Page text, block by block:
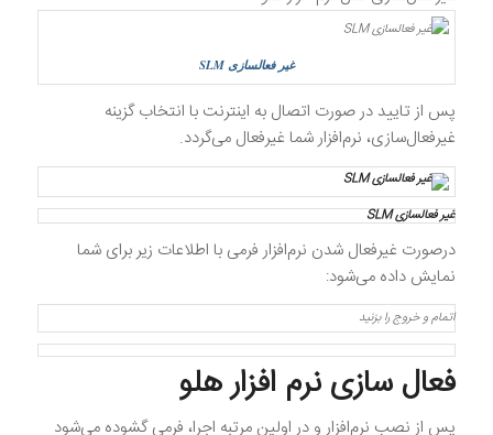
غیر فعالسازی SLM
پس از تایید در صورت اتصال به اینترنت با انتخاب گزینه
غیرفعال‌سازی، نرم‌افزار شما غیرفعال می‌گردد.
غیر فعالسازی SLM
درصورت غیرفعال شدن نرم‌افزار فرمی با اطلاعات زیر برای شما
نمایش داده می‌شود:
اتمام و خروجرا بزنید
فعال سازی نرم افزار هلو
پس از نصب نرم‌افزار و در اولین مرتبه اجرا، فرمی گشوده می‌شود